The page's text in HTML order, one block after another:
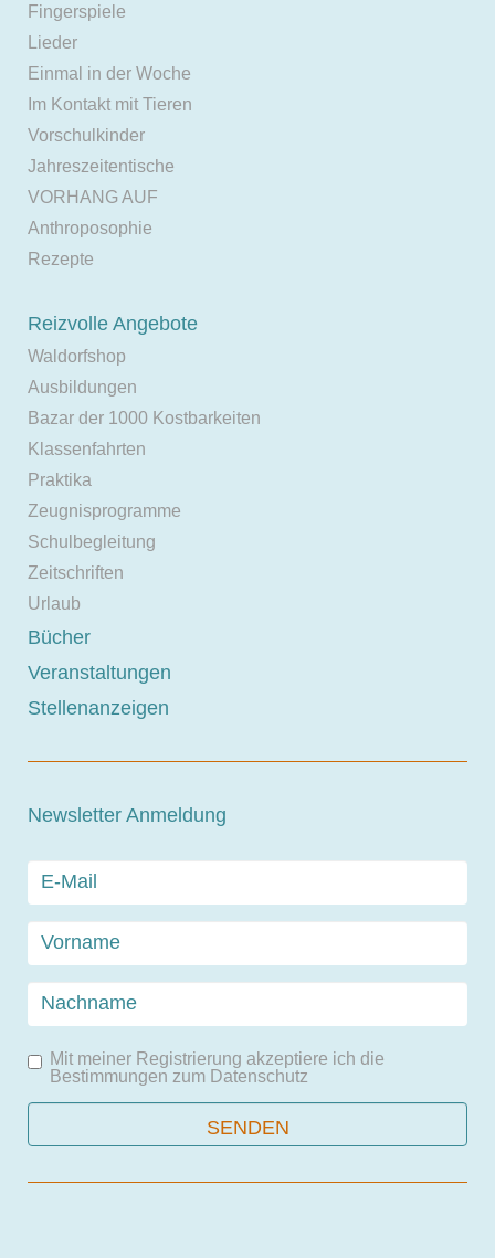
Fingerspiele
Lieder
Einmal in der Woche
Im Kontakt mit Tieren
Vorschulkinder
Jahreszeitentische
VORHANG AUF
Anthroposophie
Rezepte
Reizvolle Angebote
Waldorfshop
Ausbildungen
Bazar der 1000 Kostbarkeiten
Klassenfahrten
Praktika
Zeugnisprogramme
Schulbegleitung
Zeitschriften
Urlaub
Bücher
Veranstaltungen
Stellenanzeigen
Newsletter Anmeldung
Mit meiner Registrierung akzeptiere ich die
Bestimmungen zum Datenschutz